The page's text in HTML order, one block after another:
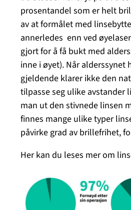
prosentandel som er helt
av at formålet med
annerledes enn ved
gjort for å få bukt med
inne i øyet). Når alderssynet
gjeldende klarer ikke den
tilpasse seg ulike avstander
man ut den stivnede linsen
finnes mange ulike typer
påvirke grad av brillefrihet,
Her kan du leses mer om